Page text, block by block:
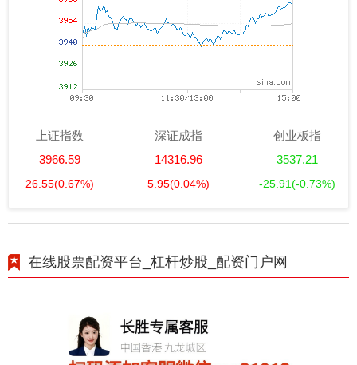
上证指数
3966.59
26.55(0.67%)
深证成指
14316.96
5.95(0.04%)
创业板指
3537.21
-25.91(-0.73%)
在线股票配资平台_杠杆炒股_配资门户网